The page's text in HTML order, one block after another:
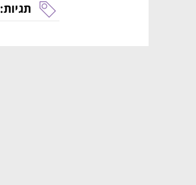
תגיות: